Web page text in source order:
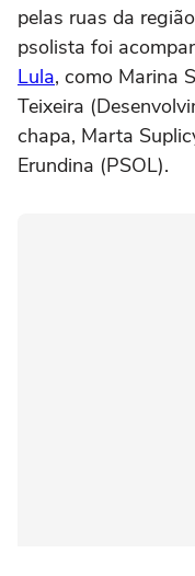
pelas ruas da
psolista foi
Lula, como Marina
Teixeira
chapa, Marta
Erundina (PSOL).